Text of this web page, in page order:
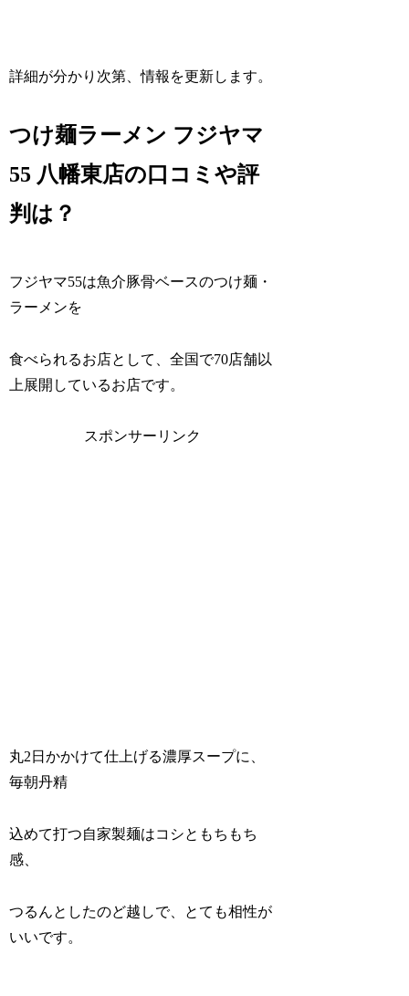
詳細が分かり次第、情報を更新します。
つけ麺ラーメン フジヤマ
55 八幡東店の口コミや評
判は？
フジヤマ55は魚介豚骨ベースのつけ麺・
ラーメンを
食べられるお店として、全国で70店舗以
上展開しているお店です。
スポンサーリンク
丸2日かかけて仕上げる濃厚スープに、
毎朝丹精
込めて打つ自家製麺はコシともちもち
感、
つるんとしたのど越しで、とても相性が
いいです。